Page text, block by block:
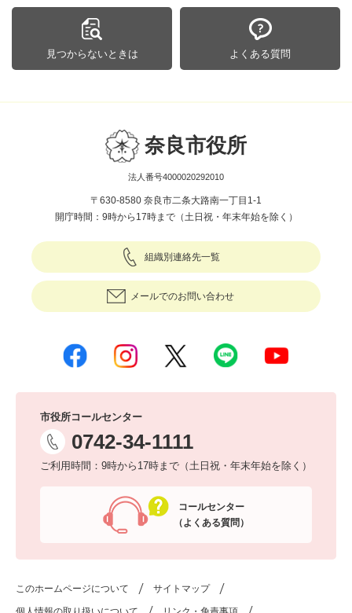
見つからないときは よくある質問
奈良市役所
法人番号4000020292010
〒630-8580 奈良市二条大路南一丁目1-1
開庁時間：9時から17時まで（土日祝・年末年始を除く）
組織別連絡先一覧
メールでのお問い合わせ
市役所コールセンター
0742-34-1111
ご利用時間：9時から17時まで（土日祝・年末年始を除く）
コールセンター
（よくある質問）
このホームページについて サイトマップ